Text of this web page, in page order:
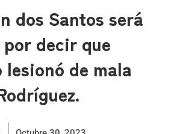
dos Santos será
decir que
lesionó de mala